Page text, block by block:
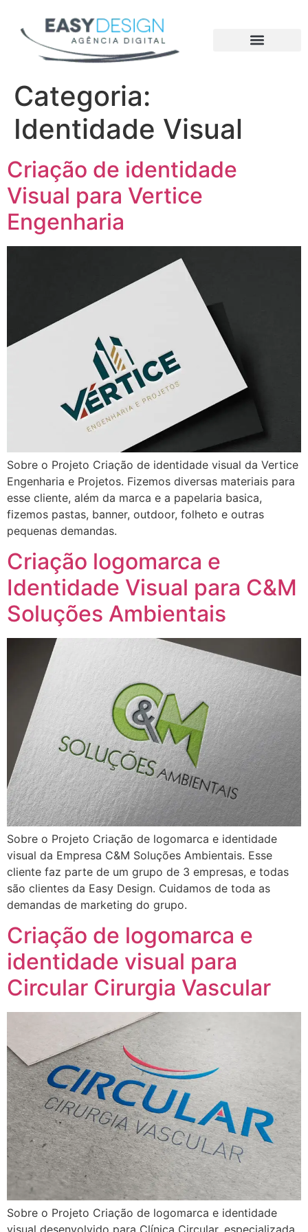
Categoria:
Identidade Visual
Criação de identidade
Visual para Vertice
Engenharia
Sobre o Projeto Criação de identidade visual da Vertice
Engenharia e Projetos. Fizemos diversas materiais para
esse cliente, além da marca e a papelaria basica,
fizemos pastas, banner, outdoor, folheto e outras
pequenas demandas.
Criação logomarca e
Identidade Visual para C&M
Soluções Ambientais
Sobre o Projeto Criação de logomarca e identidade
visual da Empresa C&M Soluções Ambientais. Esse
cliente faz parte de um grupo de 3 empresas, e todas
são clientes da Easy Design. Cuidamos de toda as
demandas de marketing do grupo.
Criação de logomarca e
identidade visual para
Circular Cirurgia Vascular
Sobre o Projeto Criação de logomarca e identidade
visual desenvolvido para Clínica Circular, especializada